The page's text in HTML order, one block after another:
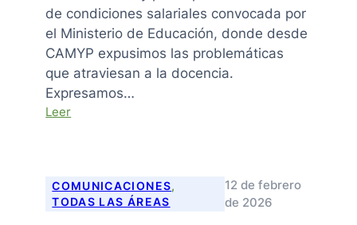
de condiciones salariales convocada por
el Ministerio de Educación, donde desde
CAMYP expusimos las problemáticas
que atraviesan a la docencia.
Expresamos…
Leer:
17
de
COMUNICACIONES
TODAS LAS ÁREAS
12 de febrero
de 2026